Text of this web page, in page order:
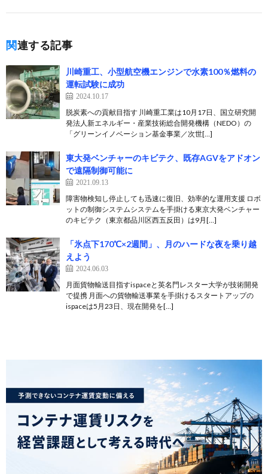
関連する記事
川崎重工、小型航空機エンジンで水素100％燃料の
運転試験に成功
2024.10.17
脱炭素への貢献目指す 川崎重工業は10月17日、国立研究開
発法人新エネルギー・産業技術総合開発機構（NEDO）の
「グリーンイノベーション基金事業／次世[…]
東大発ベンチャーのキビテク、既存AGVをアドオン
で遠隔制御可能に
2021.09.13
障害物検知し停止しても迅速に復旧、効率的な運用支援 ロボ
ットの制御システムシステムを手掛ける東京大発ベンチャー
のキビテク（東京都品川区西五反田）は9月[…]
「氷点下170℃×2週間」、月のハードな夜を乗り越
えよう
2024.06.03
月面貨物輸送目指すispaceと英名門レスター大学が技術開発
で提携 月面への貨物輸送事業を手掛けるスタートアップの
ispaceは5月23日、現在開発を[…]